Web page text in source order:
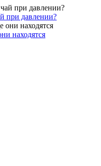
при давлении?
находятся